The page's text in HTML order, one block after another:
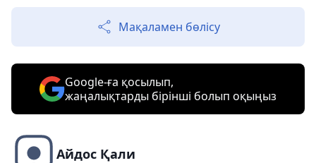
Мақаламен бөлісу
Google-ға қосылып,
жаңалықтарды бірінші болып оқыңыз
Айдос Қали